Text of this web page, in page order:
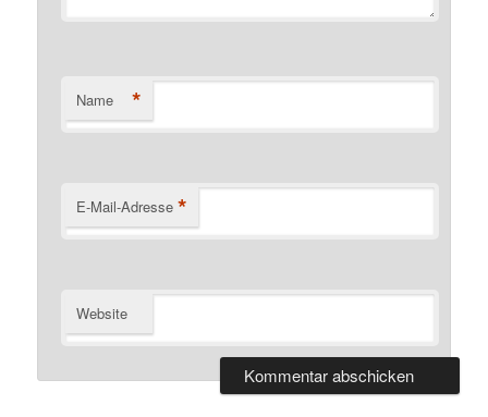
Name *
E-Mail-Adresse *
Website